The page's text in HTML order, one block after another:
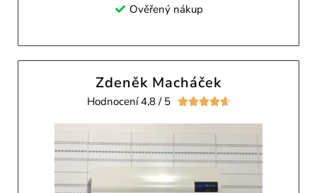
Ověřený nákup
Zdeněk Macháček
Hodnocení 4,8 / 5 